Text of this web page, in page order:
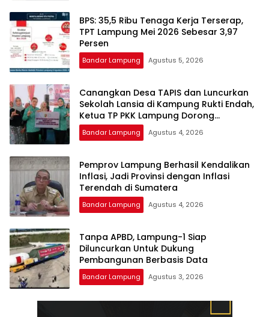
BPS: 35,5 Ribu Tenaga Kerja Terserap,
TPT Lampung Mei 2026 Sebesar 3,97
Persen
Bandar Lampung Agustus 5, 2026
Canangkan Desa TAPIS dan Luncurkan
Sekolah Lansia di Kampung Rukti Endah,
Ketua TP PKK Lampung Dorong
Pembangunan SDM Dimulai dari Desa
Bandar Lampung Agustus 4, 2026
Pemprov Lampung Berhasil Kendalikan
Inflasi, Jadi Provinsi dengan Inflasi
Terendah di Sumatera
Bandar Lampung Agustus 4, 2026
Tanpa APBD, Lampung-1 Siap
Diluncurkan Untuk Dukung
Pembangunan Berbasis Data
Bandar Lampung Agustus 3, 2026